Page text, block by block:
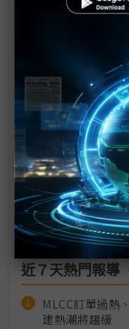
看好AI成本持續降
性
時隔1年再訪韓
三星、軟銀、
AI、手機戰略
Altman密集會晤韓
近７天熱門報導
MLCC訂單過
建熱潮將趨緩